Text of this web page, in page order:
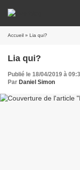
Accueil » Lia qui?
Lia qui?
Publié le 18/04/2019 à
Par Daniel Simon